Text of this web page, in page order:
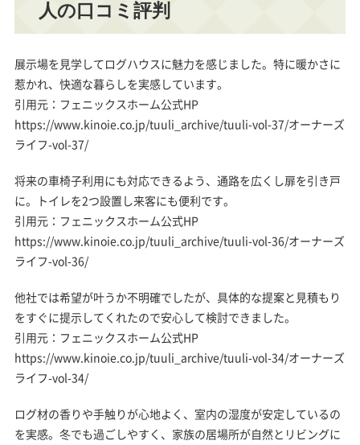
人の口コミ評判
展示場を見学してログハウスに魅力を感じました。 特に暖かさに
惹かれ、快適な暮らしを実感しています。
引用元：フェニックスホーム公式HP
https://www.kinoie.co.jp/tuuli_archive/tuuli-vol-37/オーナーズ
ライフ-vol-37/
将来の車椅子利用にも対応できるよう、通路を広くし扉を引き戸
に。トイレを2つ設置し来客にも便利です。
引用元：フェニックスホーム公式HP
https://www.kinoie.co.jp/tuuli_archive/tuuli-vol-36/オーナーズ
ライフ-vol-36/
他社では希望が叶うか不明確でしたが、 具体的な提案と見積もり
をすぐに提示してくれたので安心して検討できました。
引用元：フェニックスホーム公式HP
https://www.kinoie.co.jp/tuuli_archive/tuuli-vol-34/オーナーズ
ライフ-vol-34/
ログ材の香りや手触りが心地よく、 室内の湿度が安定 しているの
を実感。冬でも過ごしやすく、家族の居場所が自然とリビングに